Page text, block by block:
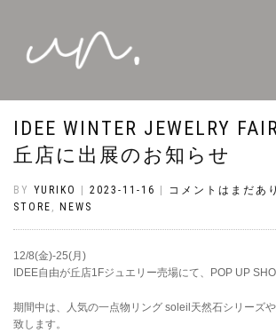
IDEE WINTER JEWELRY
丘店に出展のお知らせ
BY YURIKO 2023-11-16 コメントはまだあ
STORE , NEWS
12/8(金)-25(月)
IDEE自由が丘店1Fジュエリー売場にて、POP UP
期間中は、人気の一点物リング soleil天然石シリーズ
致します。